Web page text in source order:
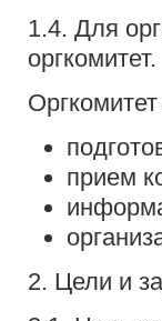
1.4. Для
оргкомитет.
прием
2. Цели и